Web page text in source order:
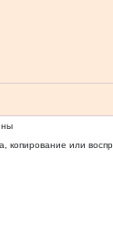
копирование или